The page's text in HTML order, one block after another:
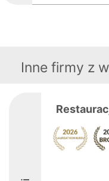
Inne firmy z